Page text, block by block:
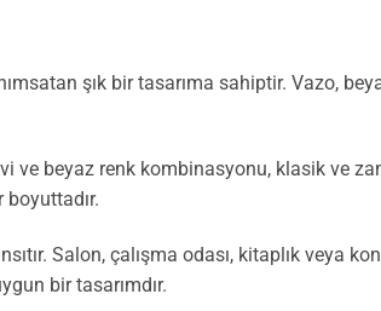
şık bir tasarıma sahiptir. Vazo,
beyaz renk kombinasyonu, klasik ve
Salon, çalışma odası, kitaplık veya
bir tasarımdır.